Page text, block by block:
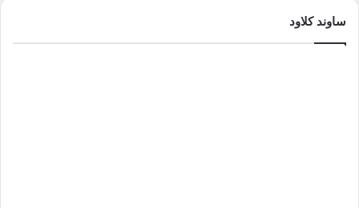
ساوند كلاود